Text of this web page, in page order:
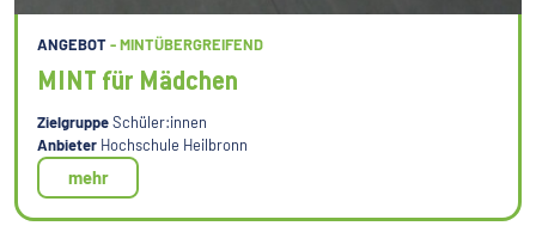
ANGEBOT- MINTÜBERGREIFEND
MINT für Mädchen
ZielgruppeSchüler:innen
Anbieter Hochschule Heilbronn
mehr